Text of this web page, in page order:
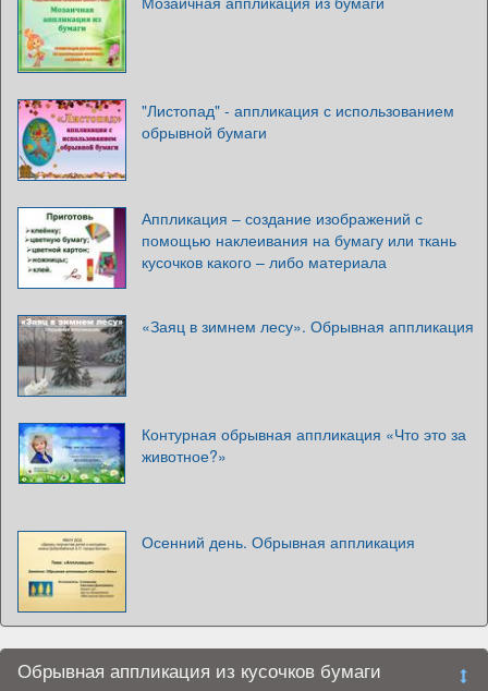
"Листопад" - аппликация с использованием
обрывной бумаги
Аппликация – создание изображений с
помощью наклеивания на бумагу или ткань
кусочков какого – либо материала
«Заяц в зимнем лесу». Обрывная аппликация
Контурная обрывная аппликация «Что это за
животное?»
Осенний день. Обрывная аппликация
Обрывная аппликация из кусочков бумаги